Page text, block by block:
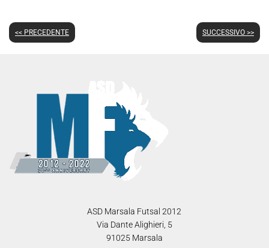
<< PRECEDENTE SUCCESSIVO >>
ASD Marsala Futsal 2012
Via Dante Alighieri, 5
91025 Marsala